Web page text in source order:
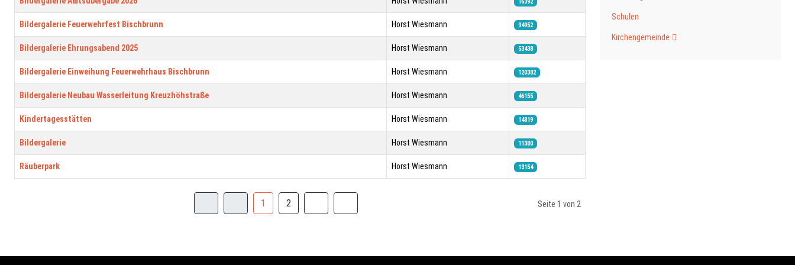
Bildergalerie Feuerwehrfest Bischbrunn Horst Wiesmann 94952
Bildergalerie Ehrungsabend 2025 Horst Wiesmann 53438
Bildergalerie Einweihung Feuerwehrhaus Bischbrunn Horst Wiesmann 120382
Bildergalerie Neubau Wasserleitung Kreuzhöhstraße Horst Wiesmann 46155
Kindertagesstätten Horst Wiesmann 14819
Bildergalerie Horst Wiesmann 11380
Räuberpark Horst Wiesmann 13154
Seite 1 von 2
1 2
Schulen
Kirchengemeinde